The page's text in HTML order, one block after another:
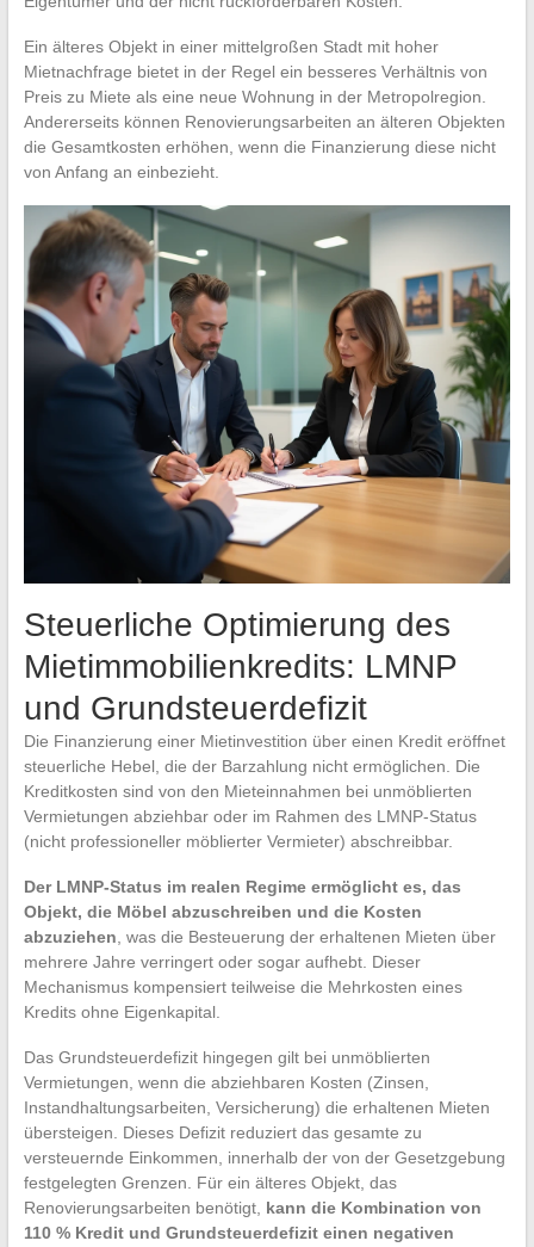
Ein älteres Objekt in einer mittelgroßen Stadt mit hoher
Mietnachfrage bietet in der Regel ein besseres Verhältnis von
Preis zu Miete als eine neue Wohnung in der Metropolregion.
Andererseits können Renovierungsarbeiten an älteren Objekten
die Gesamtkosten erhöhen, wenn die Finanzierung diese nicht
von Anfang an einbezieht.
Steuerliche Optimierung des
Mietimmobilienkredits: LMNP
und Grundsteuerdefizit
Die Finanzierung einer Mietinvestition über einen Kredit eröffnet
steuerliche Hebel, die der Barzahlung nicht ermöglichen. Die
Kreditkosten sind von den Mieteinnahmen bei unmöblierten
Vermietungen abziehbar oder im Rahmen des LMNP-Status
(nicht professioneller möblierter Vermieter) abschreibbar.
Der LMNP-Status im realen Regime ermöglicht es, das
Objekt, die Möbel abzuschreiben und die Kosten
abzuziehen, was die Besteuerung der erhaltenen Mieten über
mehrere Jahre verringert oder sogar aufhebt. Dieser
Mechanismus kompensiert teilweise die Mehrkosten eines
Kredits ohne Eigenkapital.
Das Grundsteuerdefizit hingegen gilt bei unmöblierten
Vermietungen, wenn die abziehbaren Kosten (Zinsen,
Instandhaltungsarbeiten, Versicherung) die erhaltenen Mieten
übersteigen. Dieses Defizit reduziert das gesamte zu
versteuernde Einkommen, innerhalb der von der Gesetzgebung
festgelegten Grenzen. Für ein älteres Objekt, das
Renovierungsarbeiten benötigt, kann die Kombination von
110 % Kredit und Grundsteuerdefizit einen negativen